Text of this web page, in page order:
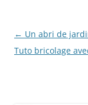
Navigation
des
← Un abri de
Tuto bricolage